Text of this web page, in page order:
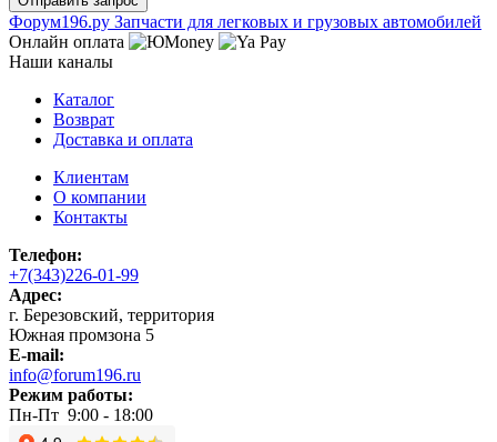
Фoрум196.ру Запчасти для легковых и грузовых автомобилей
Онлайн оплата
Наши каналы
Каталог
Возврат
Доставка и оплата
Клиентам
О компании
Контакты
Телефон:
+7(343)226-01-99
Адрес:
г. Березовский, территория
Южная промзона 5
E-mail:
info@forum196.ru
Режим работы:
Пн-Пт 9:00 - 18:00